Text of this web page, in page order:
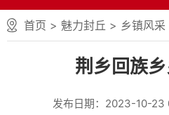
首页 > 魅力封丘 > 乡镇风采
荆乡回族
发布日期：2023-10-23